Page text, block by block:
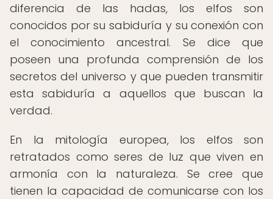
diferencia de las hadas, los elfos son
conocidos por su sabiduría y su conexión con
el conocimiento ancestral. Se dice que
poseen una profunda comprensión de los
secretos del universo y que pueden transmitir
esta sabiduría a aquellos que buscan la
verdad.
En la mitología europea, los elfos son
retratados como seres de luz que viven en
armonía con la naturaleza. Se cree que
tienen la capacidad de comunicarse con los